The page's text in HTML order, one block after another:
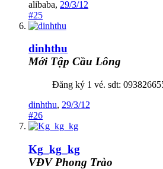
alibaba, 29/3/12
#25
dinhthu
Mới Tập Cầu Lông
Đăng ký 1 vé. sdt:
dinhthu, 29/3/12
#26
Kg_kg_kg
VĐV Phong Trào